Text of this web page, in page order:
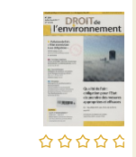
Envoyer
par
mail
/5